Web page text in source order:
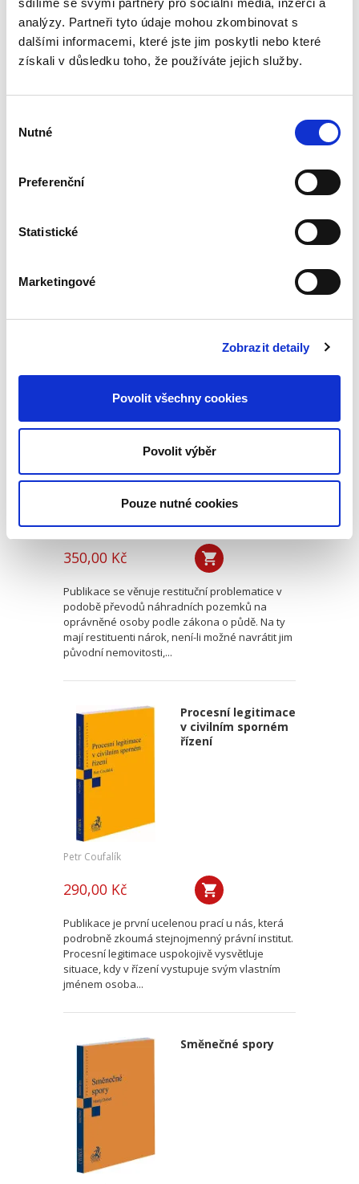
sdílíme se svými partnery pro sociální média, inzerci a
analýzy. Partneři tyto údaje mohou zkombinovat s
dalšími informacemi, které jste jim poskytli nebo které
získali v důsledku toho, že používáte jejich služby.
souhlasu
Nutné
Preferenční
Statistické
Marketingové
Zobrazit detaily
Povolit všechny cookies
Povolit výběr
Pouze nutné cookies
Druhy podílů v
kapitálových
450,00 Kč
a praxi. Zaměřuje se na analýzu možností,
které při tvorbě druhů podílů (akcií) zákon o
posuzuje, které...
Restituce podle
zákona o půdě
Vojtěch Příkopa
350,00 Kč
Publikace se věnuje restituční problematice v
podobě převodů náhradních pozemků na
oprávněné osoby podle zákona o půdě. Na ty
mají restituenti nárok, není-li možné navrátit jim
původní nemovitosti,...
Procesní legitimace
v civilním sporném
řízení
Petr Coufalík
290,00 Kč
Publikace je první ucelenou prací u nás, která
podrobně zkoumá stejnojmenný právní institut.
Procesní legitimace uspokojivě vysvětluje
situace, kdy v řízení vystupuje svým vlastním
jménem osoba...
Směnečné spory